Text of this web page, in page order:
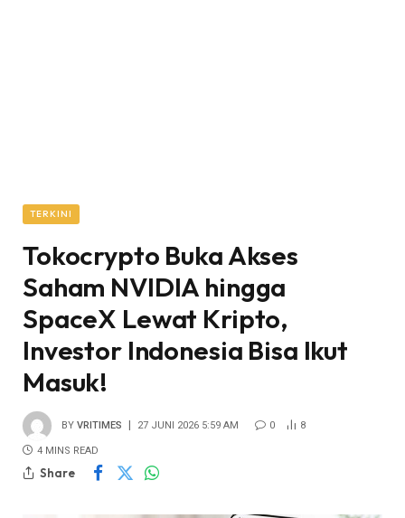
TERKINI
Tokocrypto Buka Akses
Saham NVIDIA hingga
SpaceX Lewat Kripto,
Investor Indonesia Bisa Ikut
Masuk!
BY VRITIMES 27 JUNI 2026 5:59 AM 0 8
4 MINS READ
Share